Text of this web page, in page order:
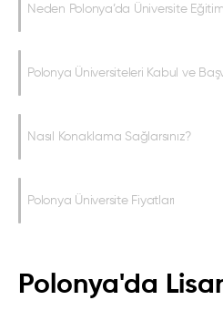
Neden Polonya’da Üniversite Eğitimi
Polonya Üniversiteleri Kabul ve
Nasıl Konaklama Sağlarsınız?
Polonya Üniversite Fiyatları
Polonya'da